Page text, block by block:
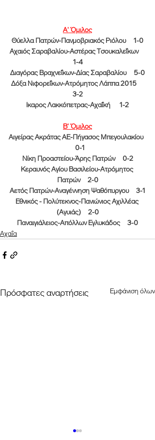
Α' Όμιλος
Θύελλα Πατρών-Πανμοβριακός Ριόλου     1-0
Αχαιός Σαραβαλίου-Αστέρας Τσουκαλεΐκων
1-4
Διαγόρας Βραχνεΐκων-Δίας Σαραβαλίου     5-0
Δόξα Νιφορεΐκων-Ατρόμητος Λάππα 2015
3-2
Ικαρος Λακκόπετρας-Αχαΐκή      1-2
Β' Όμιλος
Αιγείρας Ακράτας ΑΕ-Πήγασος Μπεγουλακίου
   0-1
Νίκη Προαστείου-Άρης Πατρών     0-2
Κεραυνός Αγίου Βασιλείου-Ατρόμητος
Πατρών     2-0
Αετός Πατρών-Αναγέννηση Ψαθόπυργου     3-1
Εθνικός - Πολύτεκνος-Πανιώνιος Αχιλλέας
(Αγυιάς)     2-0
Παναιγιάλειος-Απόλλων Εγλυκάδος     3-0
Αχαΐα
Πρόσφατες αναρτήσεις Εμφάνιση όλων